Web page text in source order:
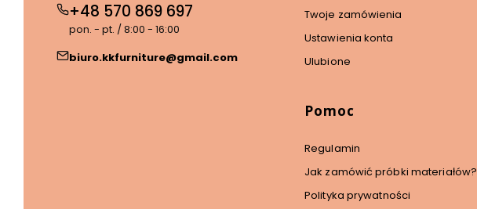
+48 570 869 697
pon. - pt. / 8:00 - 16:00
biuro.kkfurniture@gmail.com
Twoje zamówienia
Ustawienia konta
Ulubione
Pomoc
Regulamin
Jak zamówić próbki materiałów?
Polityka prywatności